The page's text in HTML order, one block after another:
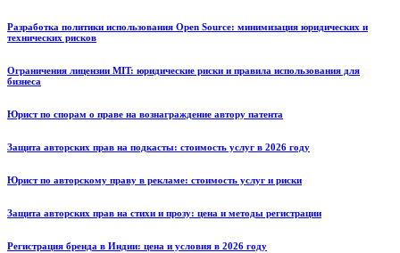
Разработка политики использования Open Source: минимизация юридических и
технических рисков
Ограничения лицензии MIT: юридические риски и правила использования для
бизнеса
Юрист по спорам о праве на вознаграждение автору патента
Защита авторских прав на подкасты: стоимость услуг в 2026 году
Юрист по авторскому праву в рекламе: стоимость услуг и риски
Защита авторских прав на стихи и прозу: цена и методы регистрации
Регистрация бренда в Индии: цена и условия в 2026 году